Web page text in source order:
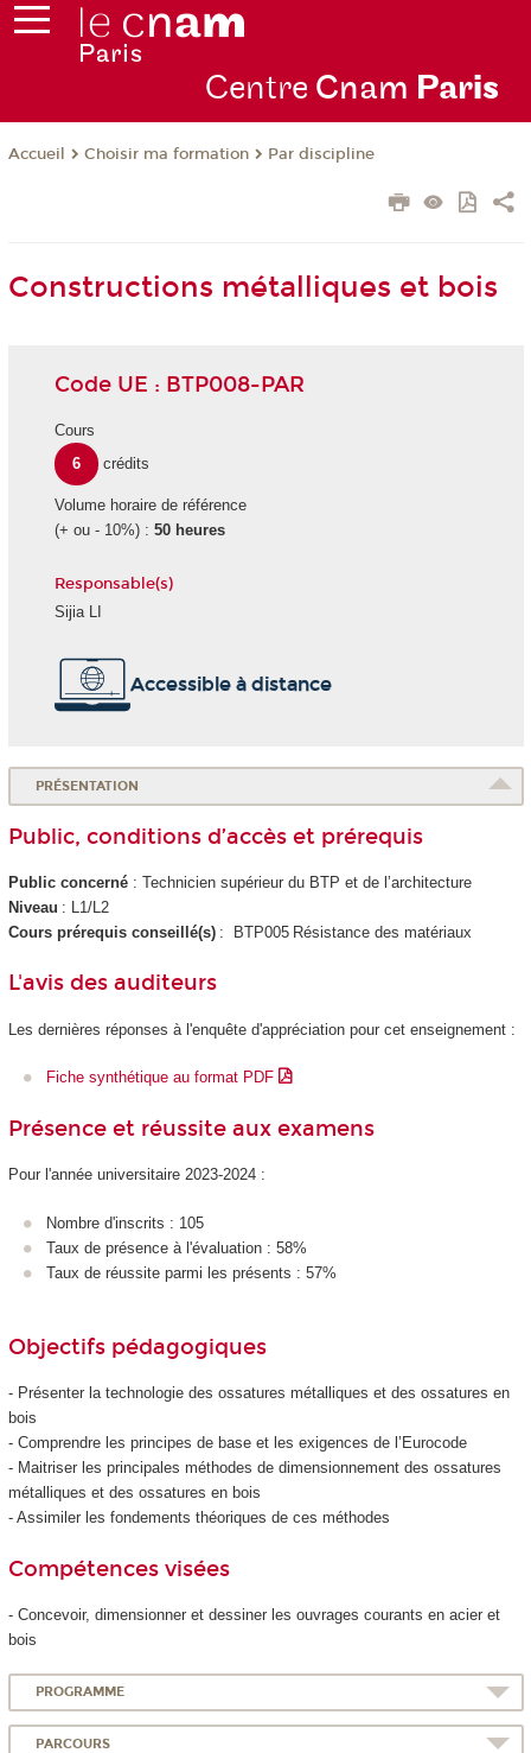
Centre Cnam Paris
Accueil Choisir ma formation Par discipline
Constructions métalliques et bois
Code UE : BTP008-PAR
Cours
6
crédits
Volume horaire de référence
(+ ou - 10%) : 50 heures
Responsable(s)
Sijia LI
Accessible à distance
PRÉSENTATION
Public, conditions d’accès et prérequis
Public concerné: Technicien supérieur du BTP et de l’architecture
Niveau : L1/L2
Cours prérequis conseillé(s): BTP005 Résistance des matériaux
L'avis des auditeurs
Les dernières réponses à l'enquête d'appréciation pour cet enseignement :
Fiche synthétique au format PDF
Présence et réussite aux examens
Pour l'année universitaire 2023-2024 :
Nombre d'inscrits : 105
Taux de présence à l'évaluation : 58%
Taux de réussite parmi les présents : 57%
Objectifs pédagogiques
- Présenter la technologie des ossatures métalliques et des ossatures en
bois
- Comprendre les principes de base et les exigences de l’Eurocode
- Maitriser les principales méthodes de dimensionnement des ossatures
métalliques et des ossatures en bois
- Assimiler les fondements théoriques de ces méthodes
Compétences visées
- Concevoir, dimensionner et dessiner les ouvrages courants en acier et
bois
PROGRAMME
PARCOURS